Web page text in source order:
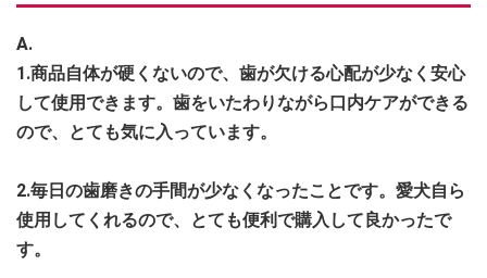
A.
1.商品自体が硬くないので、歯が欠ける心配が少なく安心
して使用できます。歯をいたわりながら口内ケアができる
ので、とても気に入っています。
2.毎日の歯磨きの手間が少なくなったことです。愛犬自ら
使用してくれるので、とても便利で購入して良かったで
す。